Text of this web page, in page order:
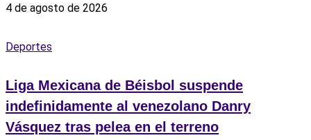
4 de agosto de 2026
Deportes
Liga Mexicana de Béisbol suspende
indefinidamente al venezolano Danry
Vásquez tras pelea en el terreno